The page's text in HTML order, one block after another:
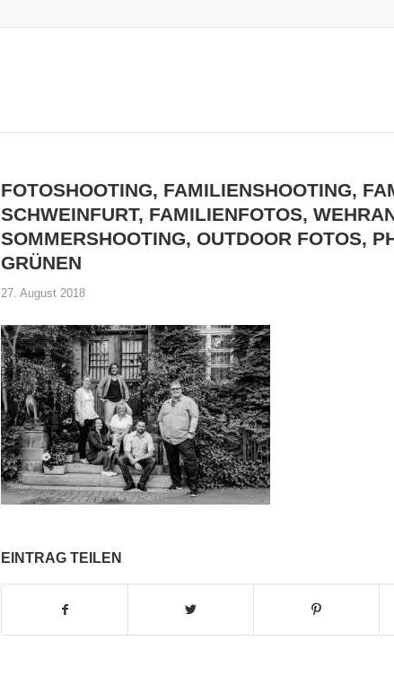
FOTOSHOOTING, FAMILIENSHOOTING,
SCHWEINFURT, FAMILIENFOTOS,
SOMMERSHOOTING, OUTDOOR FOTOS,
GRÜNEN
27. August 2018
EINTRAG TEILEN